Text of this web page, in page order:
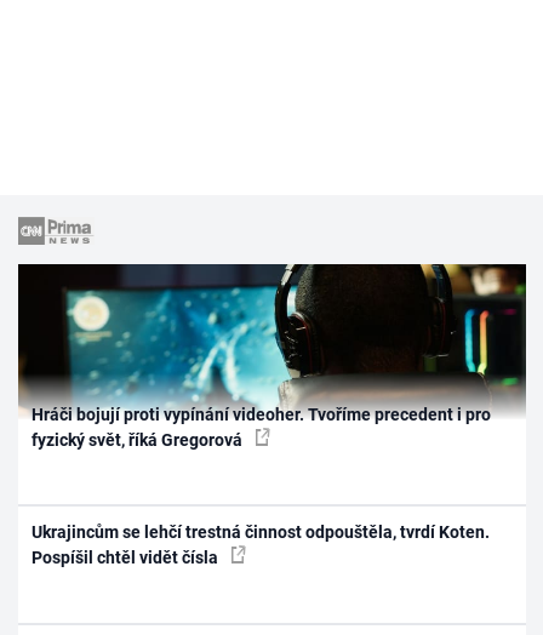
Hráči bojují proti vypínání videoher. Tvoříme precedent i pro
fyzický svět, říká Gregorová
Ukrajincům se lehčí trestná činnost odpouštěla, tvrdí Koten.
Pospíšil chtěl vidět čísla